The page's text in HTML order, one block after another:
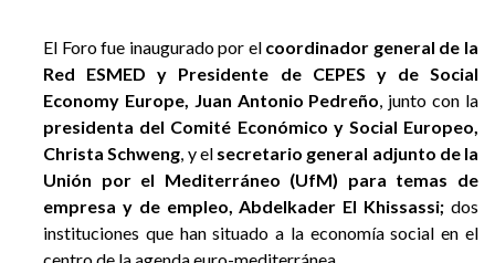
El Foro fue inaugurado por el coordinador general de la
Red ESMED y Presidente de CEPES y de Social
Economy Europe, Juan Antonio Pedreño , junto con la
presidenta del Comité Económico y Social Europeo,
Christa Schweng , y el secretario general adjunto de la
Unión por el Mediterráneo (UfM) para temas de
empresa y de empleo, Abdelkader El Khissassi; dos
instituciones que han situado a la economía social en el
centro de la agenda euro-mediterránea.